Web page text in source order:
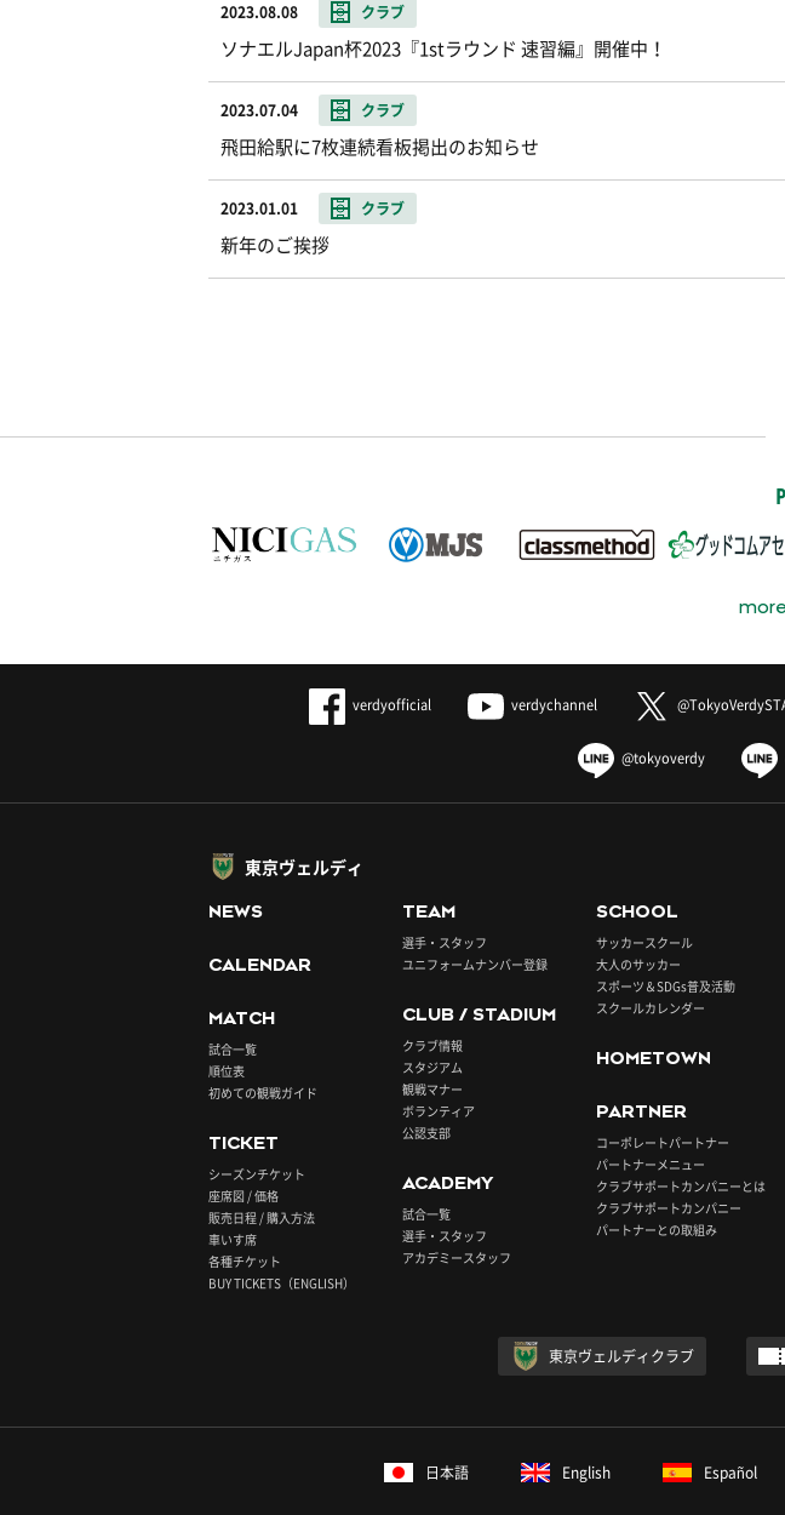
2023.08.08 クラブ
ソナエルJapan杯2023『1stラウンド 速習編』開催中！
2023.07.04 クラブ
飛田給駅に7枚連続看板掲出のお知らせ
2023.01.01 クラブ
新年のご挨拶
verdyofficial verdychannel
@tokyoverdy
東京ヴェルディ
NEWS
CALENDAR
MATCH
試合一覧
順位表
初めての観戦ガイド
TICKET
シーズンチケット
座席図 / 価格
販売日程 / 購入方法
車いす席
各種チケット
BUY TICKETS（ENGLISH）
TEAM
選手・スタッフ
ユニフォームナンバー登録
CLUB / STADIUM
クラブ情報
スタジアム
観戦マナー
ボランティア
公認支部
ACADEMY
試合一覧
選手・スタッフ
アカデミースタッフ
SCHOOL
サッカースクール
大人のサッカー
スポーツ＆SDGs普及活動
スクールカレンダー
HOMETOWN
PARTNER
コーポレートパートナー
パートナーメニュー
クラブサポートカンパニーとは
クラブサポートカンパニー
パートナーとの取組み
東京ヴェルディクラブ
日本語 English Español